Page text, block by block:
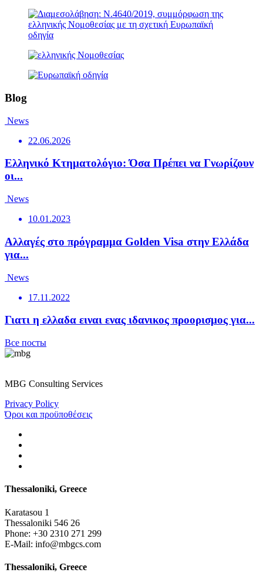
Blog
News
22.06.2026
Ελληνικό Κτηματολόγιο: Όσα Πρέπει να Γνωρίζουν
οι...
News
10.01.2023
Αλλαγές στο πρόγραμμα Golden Visa στην Ελλάδα
για...
News
17.11.2022
Γιατι η ελλαδα ειναι ενας ιδανικος προορισμος για...
Все посты
MBG Consulting Services
Privacy Policy
Όροι και προϋποθέσεις
Thessaloniki, Greece
Karatasou 1
Thessaloniki 546 26
Phone: +30 2310 271 299
E-Mail: info@mbgcs.com
Thessaloniki, Greece